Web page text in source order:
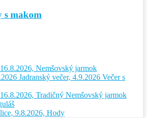
s makom
Nemšovský jarmok
Jadranský večer, 4.9.2026 Večer s
Tradičný Nemšovský jarmok
9.8.2026, Hody